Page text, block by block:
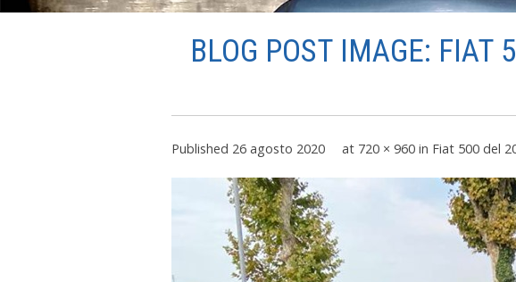
BLOG POST IMAGE: FIAT
Published 26 agosto 2020 at 720 × 960 in Fiat 500 del